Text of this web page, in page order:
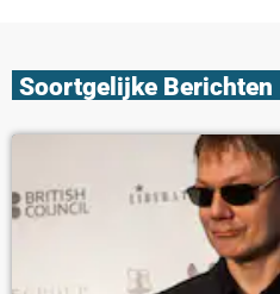
Soortgelijke Berichten